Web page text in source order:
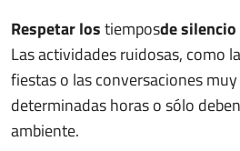
Respetar lostiemposde silencio
Las actividades ruidosas, como
fiestas o las conversaciones
determinadas horas o sólo
ambiente.